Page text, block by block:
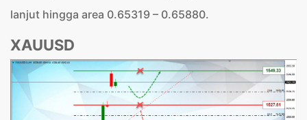
lanjut hingga area 0.65319 – 0.65880.
XAUUSD